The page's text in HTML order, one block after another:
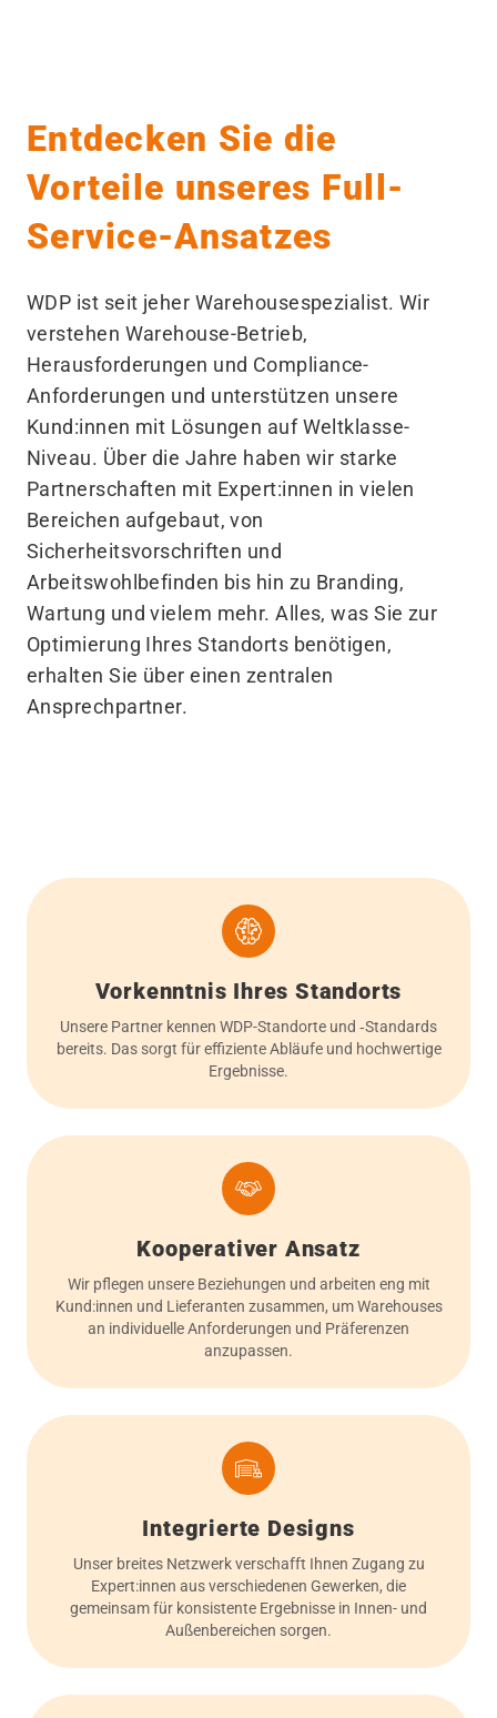
Entdecken Sie die
Vorteile unseres Full-
Service-Ansatzes
WDP ist seit jeher Warehousespezialist. Wir
verstehen Warehouse-Betrieb,
Herausforderungen und Compliance-
Anforderungen und unterstützen unsere
Kund:innen mit Lösungen auf Weltklasse-
Niveau. Über die Jahre haben wir starke
Partnerschaften mit Expert:innen in vielen
Bereichen aufgebaut, von
Sicherheitsvorschriften und
Arbeitswohlbefinden bis hin zu Branding,
Wartung und vielem mehr. Alles, was Sie zur
Optimierung Ihres Standorts benötigen,
erhalten Sie über einen zentralen
Ansprechpartner.
Vorkenntnis Ihres Standorts
Unsere Partner kennen WDP-Standorte und ‑Standards
bereits. Das sorgt für effiziente Abläufe und hochwertige
Ergebnisse.
Kooperativer Ansatz
Wir pflegen unsere Beziehungen und arbeiten eng mit
Kund:innen und Lieferanten zusammen, um Warehouses
an individuelle Anforderungen und Präferenzen
anzupassen.
Integrierte Designs
Unser breites Netzwerk verschafft Ihnen Zugang zu
Expert:innen aus verschiedenen Gewerken, die
gemeinsam für konsistente Ergebnisse in Innen- und
Außenbereichen sorgen.